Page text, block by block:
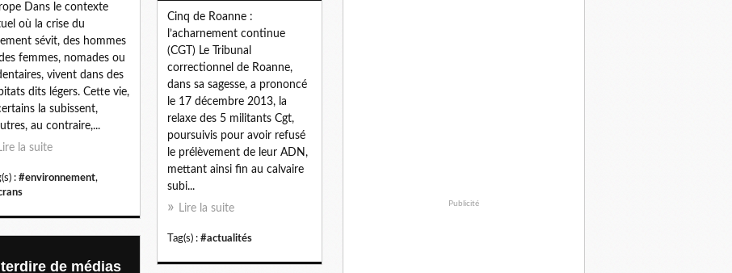
Dans le contexte
où la crise du
sévit, des hommes
femmes, nomades ou
vivent dans des
dits légers. Cette vie,
la subissent,
au contraire,...
la suite
: #environnement,
Cinq de Roanne :
l’acharnement continue
(CGT) Le Tribunal
correctionnel de Roanne,
dans sa sagesse, a prononcé
le 17 décembre 2013, la
relaxe des 5 militants Cgt,
poursuivis pour avoir refusé
le prélèvement de leur ADN,
mettant ainsi fin au calvaire
subi...
Lire la suite
Tag(s) : #actualités
de médias
Publicité